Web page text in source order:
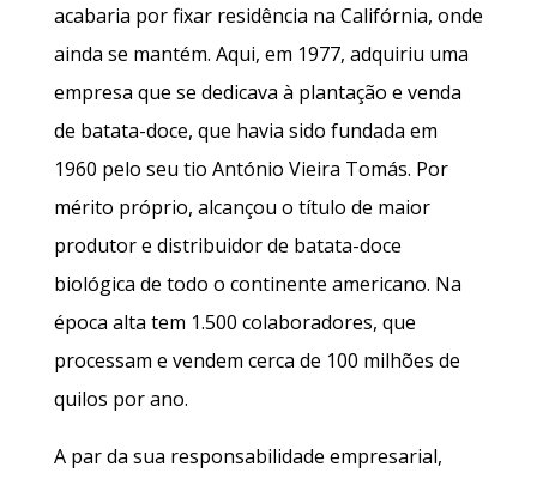
acabaria por fixar residência na Califórnia, onde
ainda se mantém. Aqui, em 1977, adquiriu uma
empresa que se dedicava à plantação e venda
de batata-doce, que havia sido fundada em
1960 pelo seu tio António Vieira Tomás. Por
mérito próprio, alcançou o título de maior
produtor e distribuidor de batata-doce
biológica de todo o continente americano. Na
época alta tem 1.500 colaboradores, que
processam e vendem cerca de 100 milhões de
quilos por ano.
A par da sua responsabilidade empresarial,